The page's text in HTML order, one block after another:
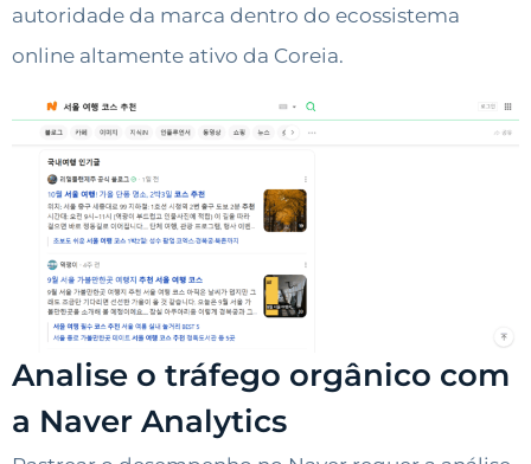
autoridade da marca dentro do ecossistema
online altamente ativo da Coreia.
Analise o tráfego orgânico com
a Naver Analytics